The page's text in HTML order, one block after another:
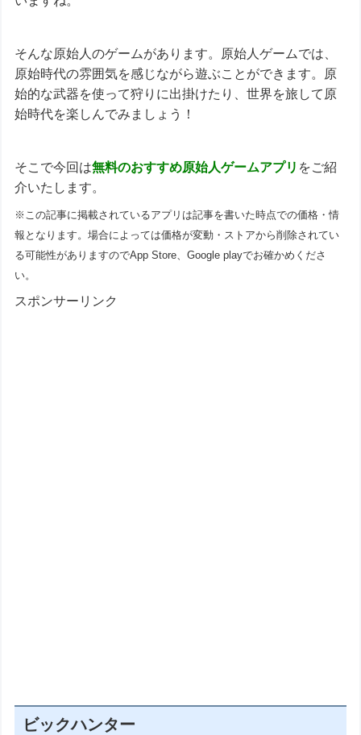
そんな原始人のゲームがあります。原始人ゲームでは、
原始時代の雰囲気を感じながら遊ぶことができます。原
始的な武器を使って狩りに出掛けたり、世界を旅して原
始時代を楽しんでみましょう！
そこで今回は無料のおすすめ原始人ゲームアプリ をご紹
介いたします。
※この記事に掲載されているアプリは記事を書いた時点での価格・情
報となります。場合によっては価格が変動・ストアから削除されてい
る可能性がありますのでApp Store、Google playでお確かめくださ
い。
スポンサーリンク
ビックハンター